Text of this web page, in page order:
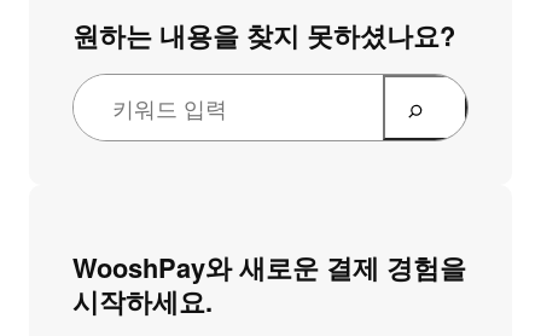
원하는 내용을 찾지 못하셨나요?
WooshPay와 새로운 결제 경험을
시작하세요.